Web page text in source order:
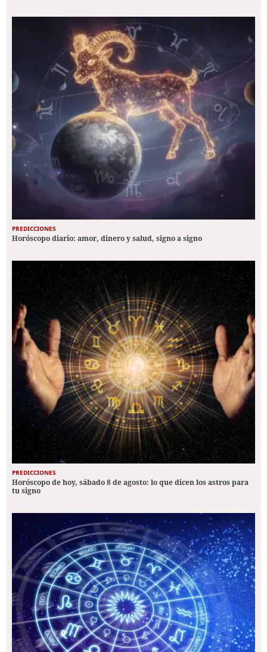
PREDICCIONES
Horóscopo diario: amor, dinero y salud, signo a signo
PREDICCIONES
Horóscopo de hoy, sábado 8 de agosto: lo que dicen los astros para
tu signo